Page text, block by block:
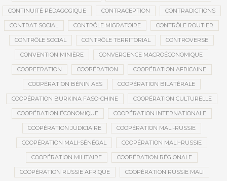
CONTINUITÉ PÉDAGOGIQUE CONTRACEPTION CONTRADICTIONS
CONTRAT SOCIAL CONTRÔLE MIGRATOIRE CONTRÔLE ROUTIER
CONTRÔLE SOCIAL CONTRÔLE TERRITORIAL CONTROVERSE
CONVENTION MINIÈRE CONVERGENCE MACROÉCONOMIQUE
COOPEERATION COOPÉRATION COOPÉRATION AFRICAINE
COOPÉRATION BÉNIN AES COOPÉRATION BILATÉRALE
COOPÉRATION BURKINA FASO-CHINE COOPÉRATION CULTURELLE
COOPÉRATION ÉCONOMIQUE COOPÉRATION INTERNATIONALE
COOPÉRATION JUDICIAIRE COOPÉRATION MALI-RUSSIE
COOPÉRATION MALI-SÉNÉGAL COOPÉRATION MALI–RUSSIE
COOPÉRATION MILITAIRE COOPÉRATION RÉGIONALE
COOPÉRATION RUSSIE AFRIQUE COOPÉRATION RUSSIE MALI